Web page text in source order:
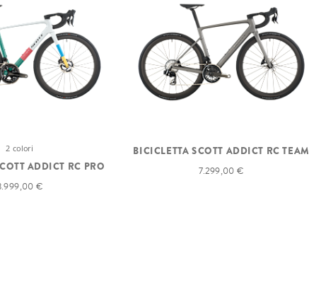
2 colori
ADDICT RC PRO
€
BICICLETTA SCOTT ADDICT RC TEAM
7.299,00 €